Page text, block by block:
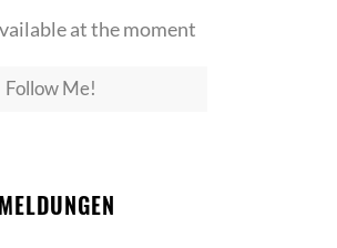
at the moment
Follow Me!